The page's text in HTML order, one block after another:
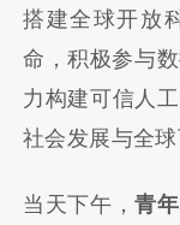
搭建全球开放
命，积极参与
力构建可信人
社会发展与全球
当天下午，青